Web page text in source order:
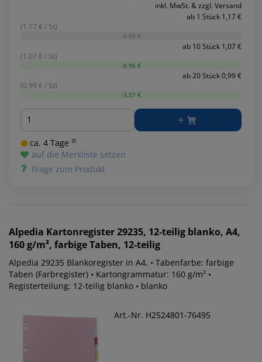
inkl. MwSt. & zzgl. Versand
ab 1 Stück 1,17 €
(1.17 € / St)
-0,00 €
ab 10 Stück 1,07 €
(1.07 € / St)
-0,95 €
ab 20 Stück 0,99 €
(0.99 € / St)
-3,57 €
Menge
ca. 4 Tage ²⁾
auf die Merkliste setzen
Frage zum Produkt
Alpedia Kartonregister 29235, 12-teilig blanko, A4,
160 g/m², farbige Taben, 12-teilig
Alpedia 29235 Blankoregister in A4. • Tabenfarbe: farbige
Taben (Farbregister) • Kartongrammatur: 160 g/m² •
Registerteilung: 12-teilig blanko • blanko
Art.-Nr. H2524801-76495